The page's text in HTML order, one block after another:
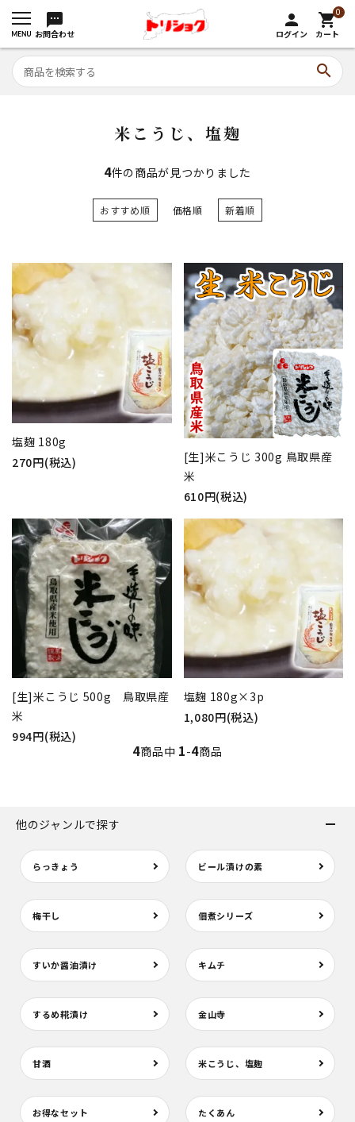
sms
お問合わせ
person
ログイン
0
shopping_cart
カート
search
米こうじ、塩麹
4件の商品が見つかりました
おすすめ順 価格順 新着順
塩麹 180g
270円(税込)
[生]米こうじ 300g 鳥取県産
米
610円(税込)
[生]米こうじ 500g 鳥取県産
米
994円(税込)
塩麹 180g×3p
1,080円(税込)
4商品中 1-4商品
他のジャンルで探す
らっきょう ビール漬けの素
梅干し 佃煮シリーズ
すいか醤油漬け キムチ
するめ糀漬け 金山寺
甘酒 米こうじ、塩麹
お得なセット たくあん